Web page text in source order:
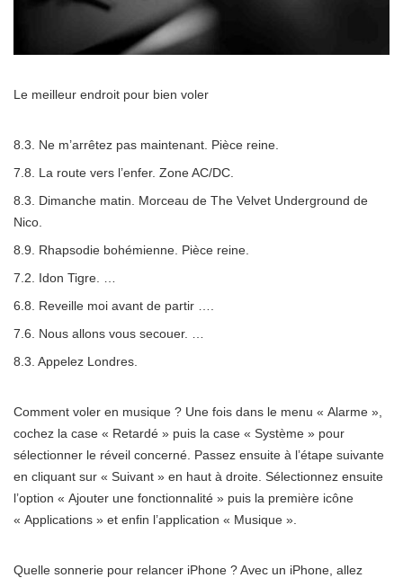
Le meilleur endroit pour bien voler
8.3. Ne m’arrêtez pas maintenant. Pièce reine.
7.8. La route vers l’enfer. Zone AC/DC.
8.3. Dimanche matin. Morceau de The Velvet Underground de
Nico.
8.9. Rhapsodie bohémienne. Pièce reine.
7.2. Idon Tigre. …
6.8. Reveille moi avant de partir ….
7.6. Nous allons vous secouer. …
8.3. Appelez Londres.
Comment voler en musique ? Une fois dans le menu « Alarme »,
cochez la case « Retardé » puis la case « Système » pour
sélectionner le réveil concerné. Passez ensuite à l’étape suivante
en cliquant sur « Suivant » en haut à droite. Sélectionnez ensuite
l’option « Ajouter une fonctionnalité » puis la première icône
« Applications » et enfin l’application « Musique ».
Quelle sonnerie pour relancer iPhone ? Avec un iPhone, allez